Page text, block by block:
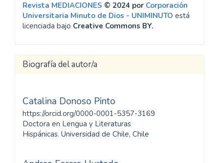
Revista MEDIACIONES © 2024 por Corporación
Universitaria Minuto de Dios - UNIMINUTO está
licenciada bajo Creative Commons BY.
Biografía del autor/a
Catalina Donoso Pinto
https://orcid.org/0000-0001-5357-3169
Doctora en Lengua y Literaturas
Hispánicas. Universidad de Chile, Chile